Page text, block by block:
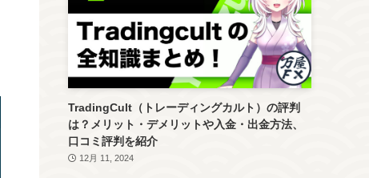
TradingCult（トレーディングカルト）の評判
は？メリット・デメリットや入金・出金方法、
口コミ評判を紹介
12月 11, 2024